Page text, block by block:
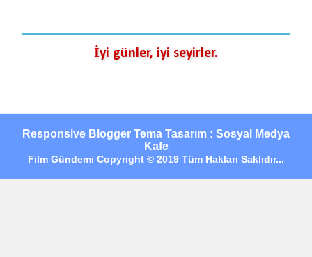
İyi günler, iyi seyirler.
Responsive Blogger Tema Tasarım : Sosyal Medya
Kafe
Film Gündemi Copyright © 2019 Tüm Hakları Saklıdır...